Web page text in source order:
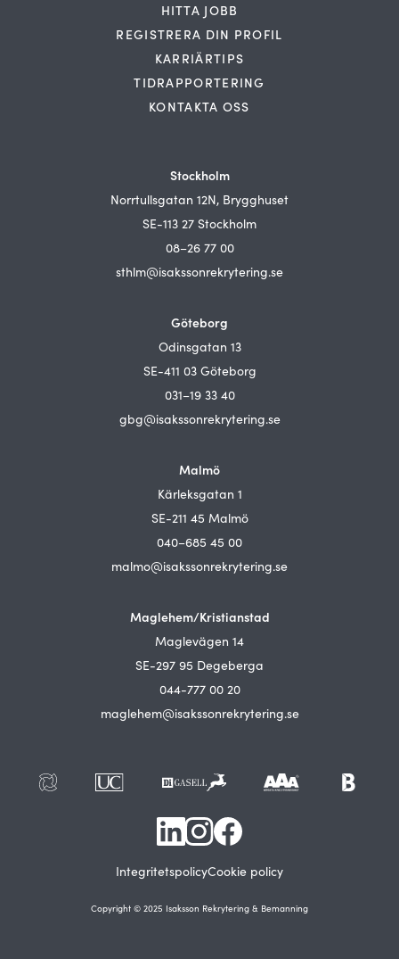
HITTA JOBB
REGISTRERA DIN PROFIL
KARRIÄRTIPS
TIDRAPPORTERING
KONTAKTA OSS
Stockholm
Norrtullsgatan 12N, Brygghuset
SE-113 27 Stockholm
08–26 77 00
sthlm@isakssonrekrytering.se
Göteborg
Odinsgatan 13
SE-411 03 Göteborg
031–19 33 40
gbg@isakssonrekrytering.se
Malmö
Kärleksgatan 1
SE-211 45 Malmö
040–685 45 00
malmo@isakssonrekrytering.se
Maglehem/Kristianstad
Maglevägen 14
SE-297 95 Degeberga
044-777 00 20
maglehem@isakssonrekrytering.se
IntegritetspolicyCookie policy
Copyright © 2025 Isaksson Rekrytering & Bemanning